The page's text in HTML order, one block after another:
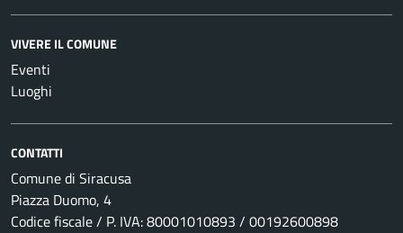
VIVERE IL COMUNE
Eventi
Luoghi
CONTATTI
Comune di Siracusa
Piazza Duomo, 4
Codice fiscale / P. IVA: 80001010893 / 00192600898